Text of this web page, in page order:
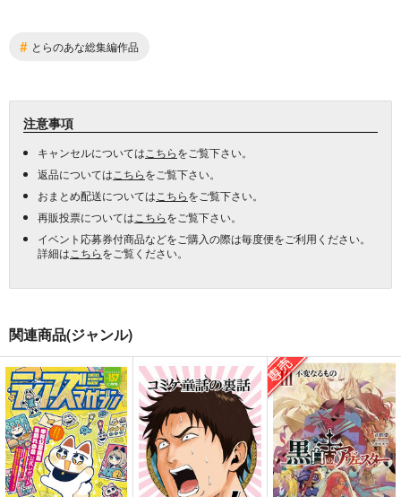
# とらのあな総集編作品
注意事項
キャンセルについては こちらをご覧下さい。
返品については こちらをご覧下さい。
おまとめ配送については こちらをご覧下さい。
再販投票については こちらをご覧下さい。
イベント応募券付商品などをご購入の際は毎度便をご利用ください。
詳細は こちらをご覧ください。
関連商品(ジャンル)